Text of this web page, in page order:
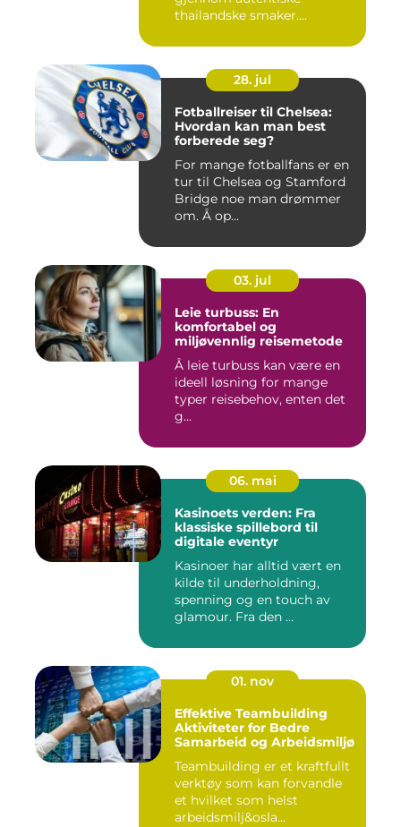
thailandske smaker....
28. jul
Fotballreiser til Chelsea:
Hvordan kan man best
forberede seg?
For mange fotballfans er en
tur til Chelsea og Stamford
Bridge noe man drømmer
om. Å op...
03. jul
Leie turbuss: En
komfortabel og
miljøvennlig reisemetode
Å leie turbuss kan være en
ideell løsning for mange
typer reisebehov, enten det
g...
06. mai
Kasinoets verden: Fra
klassiske spillebord til
digitale eventyr
Kasinoer har alltid vært en
kilde til underholdning,
spenning og en touch av
glamour. Fra den ...
01. nov
Effektive Teambuilding
Aktiviteter for Bedre
Samarbeid og Arbeidsmiljø
Teambuilding er et kraftfullt
verktøy som kan forvandle
et hvilket som helst
arbeidsmilj&osla...